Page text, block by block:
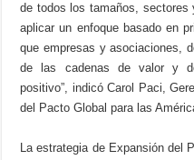
de todos los tamaños, sectores
aplicar un enfoque basado en
que empresas y asociaciones,
de las cadenas de valor y
positivo”, indicó Carol Paci,
del Pacto Global para las
La estrategia de Expansión del